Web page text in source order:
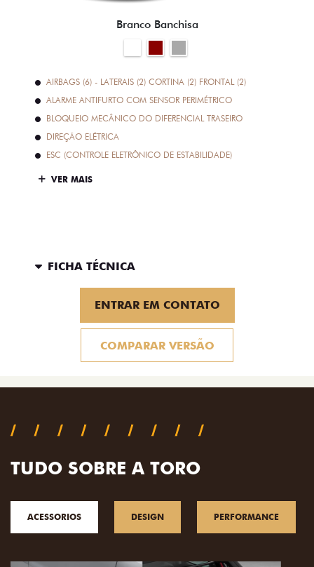
Branco Banchisa
AIRBAGS (6) - LATERAIS (2) CORTINA (2) FRONTAL (2)
ALARME ANTIFURTO COM SENSOR PERIMÉTRICO
BLOQUEIO MECÂNICO DO DIFERENCIAL TRASEIRO
DIREÇÃO ELÉTRICA
ESC (CONTROLE ELETRÔNICO DE ESTABILIDADE)
VER MAIS
FICHA TÉCNICA
ENTRAR EM CONTATO
COMPARAR VERSÃO
TUDO SOBRE A TORO
ACESSORIOS DESIGN PERFORMANCE